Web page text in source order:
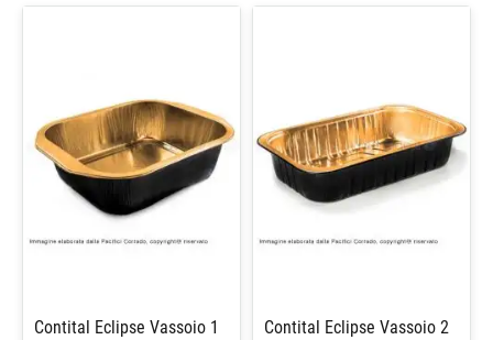
Contital Eclipse Vassoio 1
Contital Eclipse Vassoio 2